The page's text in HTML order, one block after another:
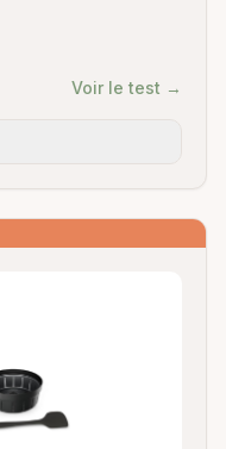
Voir le test →